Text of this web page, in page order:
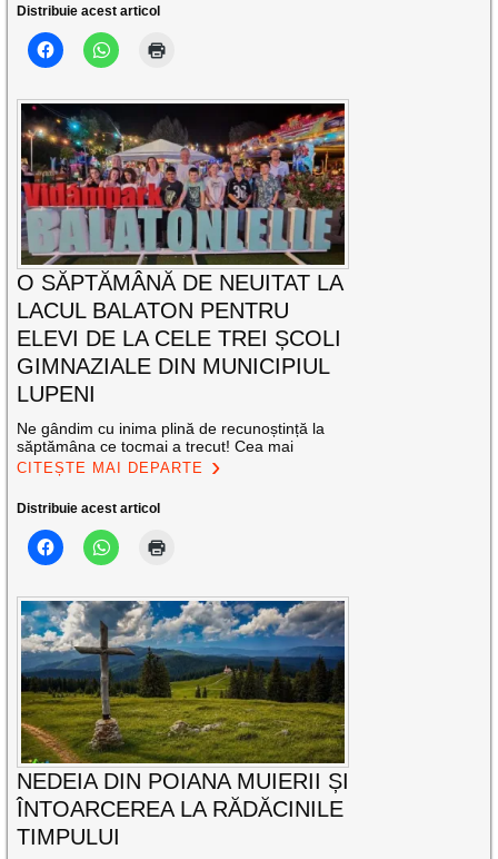
Distribuie acest articol
O SĂPTĂMÂNĂ DE NEUITAT LA
LACUL BALATON PENTRU
ELEVI DE LA CELE TREI ȘCOLI
GIMNAZIALE DIN MUNICIPIUL
LUPENI
Ne gândim cu inima plină de recunoștință la
săptămâna ce tocmai a trecut! Cea mai
CITEȘTE MAI DEPARTE
Distribuie acest articol
NEDEIA DIN POIANA MUIERII ȘI
ÎNTOARCEREA LA RĂDĂCINILE
TIMPULUI